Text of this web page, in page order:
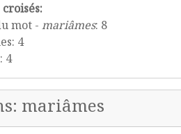
mot - mariâmes: 8
4
4
mariâmes